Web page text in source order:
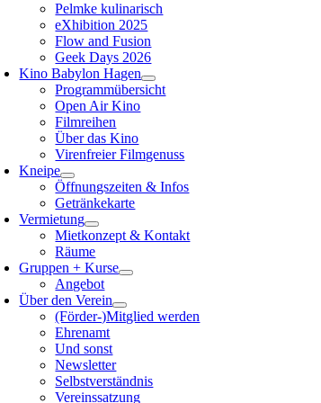
Pelmke kulinarisch
eXhibition 2025
Flow and Fusion
Geek Days 2026
Kino Babylon Hagen
Programmübersicht
Open Air Kino
Filmreihen
Über das Kino
Virenfreier Filmgenuss
Kneipe
Öffnungszeiten & Infos
Getränkekarte
Vermietung
Mietkonzept & Kontakt
Räume
Gruppen + Kurse
Angebot
Über den Verein
(Förder-)Mitglied werden
Ehrenamt
Und sonst
Newsletter
Selbstverständnis
Vereinssatzung